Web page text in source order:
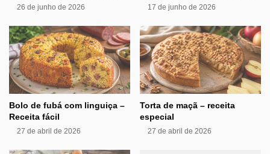
26 de junho de 2026 17 de junho de 2026
Bolo de fubá com linguiça –
Receita fácil
27 de abril de 2026
Torta de maçã – receita
especial
27 de abril de 2026